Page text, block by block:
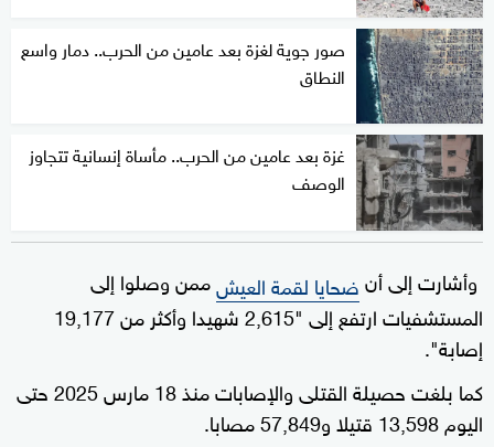
صور جوية لغزة بعد عامين من الحرب.. دمار واسع
النطاق
غزة بعد عامين من الحرب.. مأساة إنسانية تتجاوز
الوصف
وأشارت إلى أنضحايا لقمة العيشممن وصلوا إلى
المستشفيات ارتفع إلى "2,615 شهيدا وأكثر من 19,177
إصابة".
كما بلغت حصيلة القتلى والإصابات منذ 18 مارس 2025 حتى
اليوم 13,598 قتيلا و57,849 مصابا.